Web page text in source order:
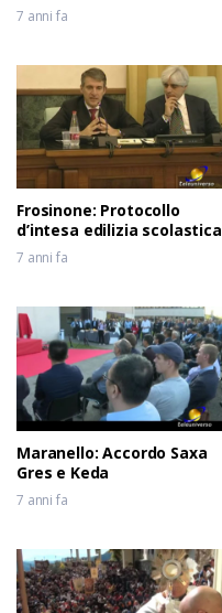
7 anni fa
Frosinone: Protocollo
d’intesa edilizia scolastica
7 anni fa
Maranello: Accordo Saxa
Gres e Keda
7 anni fa